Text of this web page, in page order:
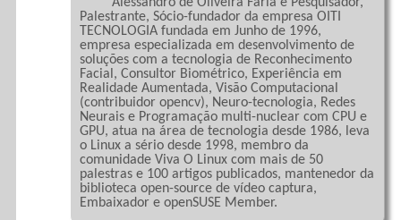
Palestrante, Sócio-fundador da empresa OITI
TECNOLOGIA fundada em Junho de 1996,
empresa especializada em desenvolvimento de
soluções com a tecnologia de Reconhecimento
Facial, Consultor Biométrico, Experiência em
Realidade Aumentada, Visão Computacional
(contribuidor opencv), Neuro-tecnologia, Redes
Neurais e Programação multi-nuclear com CPU e
GPU, atua na área de tecnologia desde 1986, leva
o Linux a sério desde 1998, membro da
comunidade Viva O Linux com mais de 50
palestras e 100 artigos publicados, mantenedor da
biblioteca open-source de vídeo captura,
Embaixador e openSUSE Member.